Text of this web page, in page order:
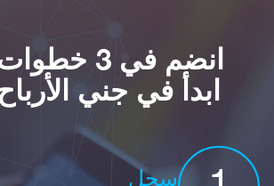
انضم في 3 خطوات سهلة
ابدأ في جني
سجل